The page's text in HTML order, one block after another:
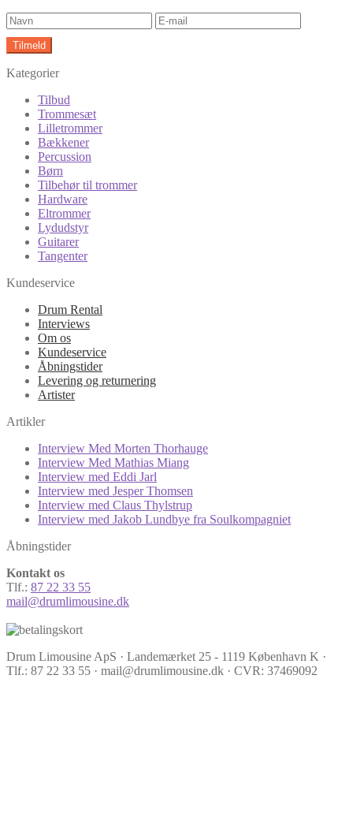
Kategorier
Tilbud
Trommesæt
Lilletrommer
Bækkener
Percussion
Børn
Tilbehør til trommer
Hardware
Eltrommer
Lydudstyr
Guitarer
Tangenter
Kundeservice
Drum Rental
Interviews
Om os
Kundeservice
Åbningstider
Levering og returnering
Artister
Artikler
Interview Med Morten Thorhauge
Interview Med Mathias Miang
Interview med Eddi Jarl
Interview med Jesper Thomsen
Interview med Claus Thylstrup
Interview med Jakob Lundbye fra Soulkompagniet
Åbningstider
Kontakt os
Tlf.: 87 22 33 55
mail@drumlimousine.dk
Drum Limousine ApS · Landemærket 25 - 1119 København K ·
Tlf.: 87 22 33 55 · mail@drumlimousine.dk · CVR: 37469092